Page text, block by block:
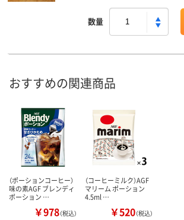
数量
おすすめの関連商品
（ポーションコーヒー）
味の素AGF ブレンディ
ポーション …
￥978（税込）
（コーヒーミルク）AGF
マリーム ポーション
4.5ml …
￥520（税込）